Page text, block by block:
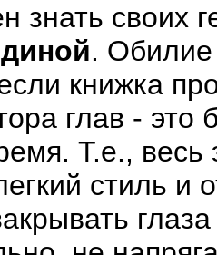
знать своих
. Обилие
книжка
глав -
Т.е., весь
стиль и